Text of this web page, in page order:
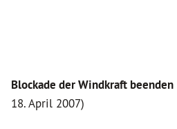
Blockade der Windkraft beenden
18. April 2007)